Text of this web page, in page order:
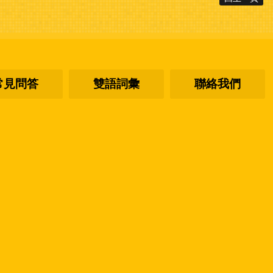
見問答 雙語詞彙 聯絡我們